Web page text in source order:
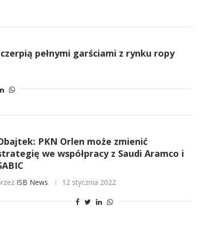
pełnymi garściami z rynku ropy
PKN Orlen może zmienić
we współpracy z Saudi Aramco i
ISB News 12 stycznia 2022